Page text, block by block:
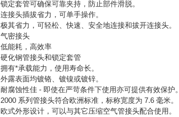
锁定套管可确保可靠夹持，防止部件滑脱。
连接头插拔省力，可单手操作。
极其省力，可轻松、快速、安全地连接和拔开连接头。
气密接头
低能耗，高效率
硬化钢管接头和锁定套管
拥有*承载能力，使用寿命长。
外露表面均镀铬、镀镍或镀锌。
耐腐蚀性佳 - 即使在严苛条件下使用亦可提供有效保护。
2000 系列管接头符合欧洲标准，标称宽度为 7.6 毫米。
欧式外形设计，可以与其它压缩空气管接头配合使用。